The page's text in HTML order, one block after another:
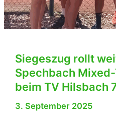
Siegeszug rollt
Spechbach
beim TV Hilsbach
3. September 2025